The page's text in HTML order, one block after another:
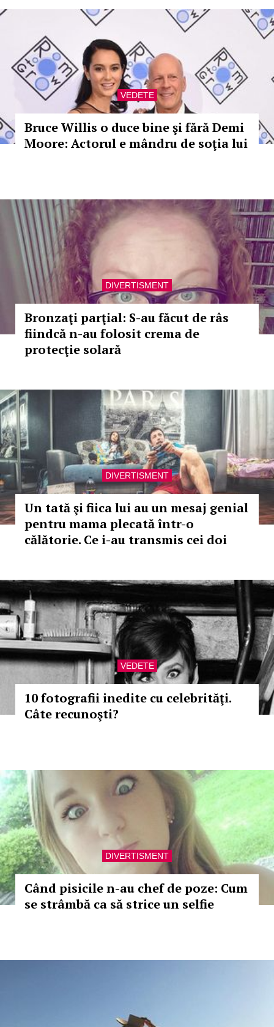
VEDETE
Bruce Willis o duce bine şi fără Demi
Moore: Actorul e mândru de soţia lui
DIVERTISMENT
Bronzaţi parţial: S-au făcut de râs
fiindcă n-au folosit crema de
protecţie solară
DIVERTISMENT
Un tată şi fiica lui au un mesaj genial
pentru mama plecată într-o
călătorie. Ce i-au transmis cei doi
VEDETE
10 fotografii inedite cu celebrităţi.
Câte recunoşti?
DIVERTISMENT
Când pisicile n-au chef de poze: Cum
se strâmbă ca să strice un selfie